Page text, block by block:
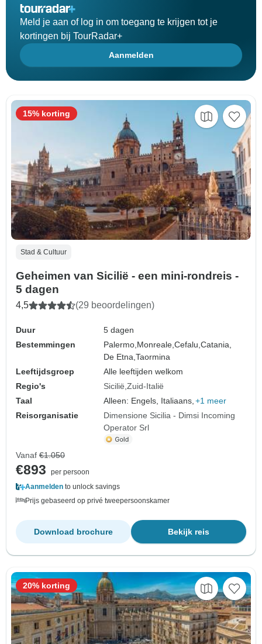
Meld je aan of log in om toegang te krijgen tot je
kortingen bij TourRadar+
Aanmelden
Stad & Cultuur
Geheimen van Sicilië - een mini-rondreis -
5 dagen
4,5 (29 beoordelingen)
Duur
5 dagen
Bestemmingen
Palermo,Monreale,Cefalu,Catania,
De Etna,Taormina
Leeftijdsgroep
Alle leeftijden welkom
Regio's
Sicilië Zuid-Italië
Taal
Alleen: Engels, Italiaans, +1 meer
Reisorganisatie
Dimensione Sicilia - Dimsi Incoming
Operator Srl
15% korting
Vanaf €1.050
€893
per persoon
Aanmelden to unlock savings
Prijs gebaseerd op privé tweepersoonskamer
Bekijk reis
Download brochure
20% korting